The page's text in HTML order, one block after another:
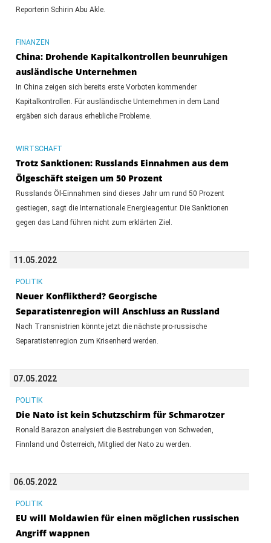
Reporterin Schirin Abu Akle.
FINANZEN
China: Drohende Kapitalkontrollen beunruhigen
ausländische Unternehmen
In China zeigen sich bereits erste Vorboten kommender
Kapitalkontrollen. Für ausländische Unternehmen in dem Land
ergäben sich daraus erhebliche Probleme.
WIRTSCHAFT
Trotz Sanktionen: Russlands Einnahmen aus dem
Ölgeschäft steigen um 50 Prozent
Russlands Öl-Einnahmen sind dieses Jahr um rund 50 Prozent
gestiegen, sagt die Internationale Energieagentur. Die Sanktionen
gegen das Land führen nicht zum erklärten Ziel.
11.05.2022
POLITIK
Neuer Konfliktherd? Georgische
Separatistenregion will Anschluss an Russland
Nach Transnistrien könnte jetzt die nächste pro-russische
Separatistenregion zum Krisenherd werden.
07.05.2022
POLITIK
Die Nato ist kein Schutzschirm für Schmarotzer
Ronald Barazon analysiert die Bestrebungen von Schweden,
Finnland und Österreich, Mitglied der Nato zu werden.
06.05.2022
POLITIK
EU will Moldawien für einen möglichen russischen
Angriff wappnen